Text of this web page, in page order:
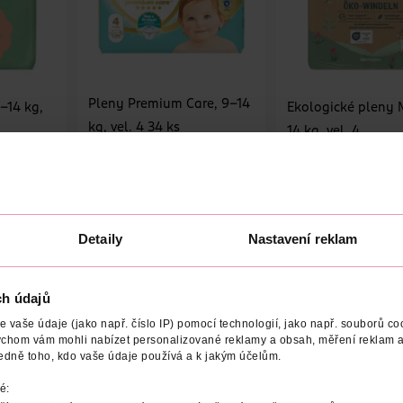
Detaily Nastavení reklam
údajů
vaše údaje (jako např. číslo IP) pomocí technologií, jako např. souborů
vám mohli nabízet personalizované reklamy a obsah, měření reklam
toho, kdo vaše údaje používá a k jakým účelům.
kg,
Pleny Premium Care, 9–14
kg, vel. 4 34 ks
Ekologické pleny
14 kg, vel. 4
PLENEK HMOTNOST DÍTĚTE POČET